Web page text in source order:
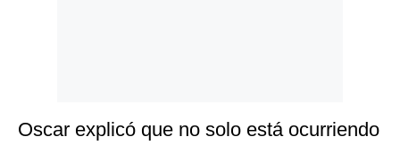
Oscar explicó que no solo está ocurriendo